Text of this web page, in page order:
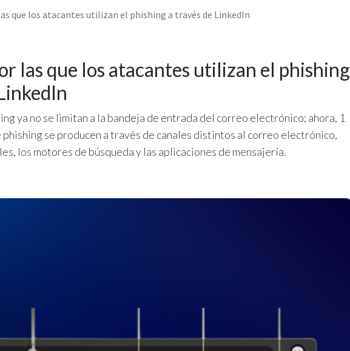
que los atacantes utilizan el phishing a través de LinkedIn
las que los atacantes utilizan el phishing
ya no se limitan a la bandeja de entrada del correo electrónico; ahora, 1
phishing se producen a través de canales distintos al correo electrónico,
los motores de búsqueda y las aplicaciones de mensajería.